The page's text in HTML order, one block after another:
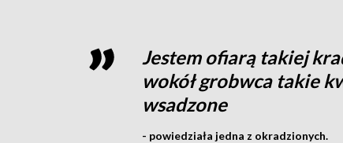
Jestem ofiarą takiej
wokół grobwca takie
wsadzone
- powiedziała jedna z okradzionych.